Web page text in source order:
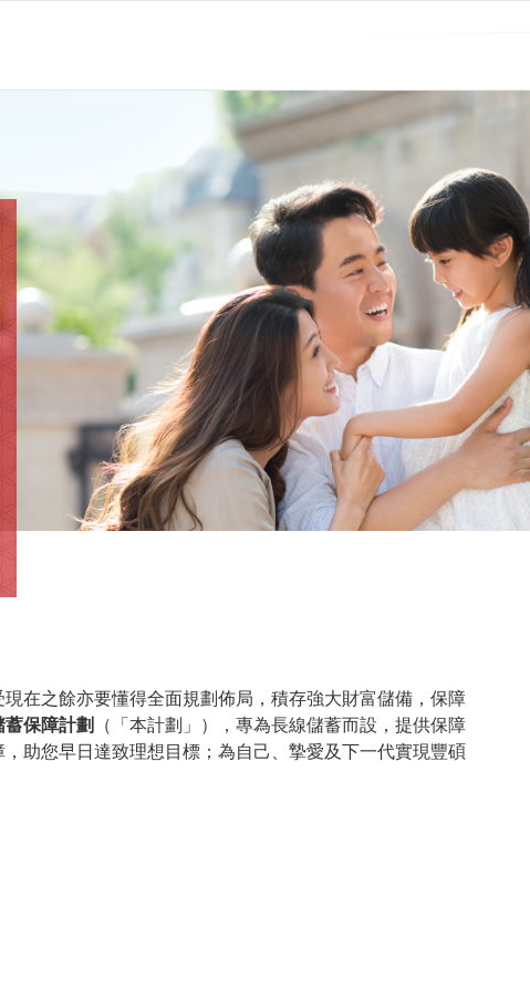
在之餘亦要懂得全面規劃佈局，積存強大財富儲備，保障
保障計劃
（「本計劃」），專為長線儲蓄而設，提供保障
助您早日達致理想目標；為自己、摯愛及下一代實現豐碩